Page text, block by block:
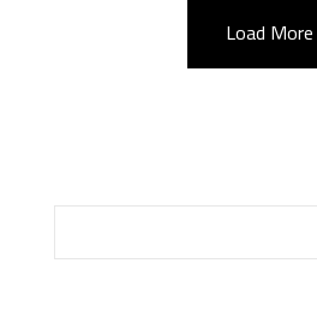
Load More